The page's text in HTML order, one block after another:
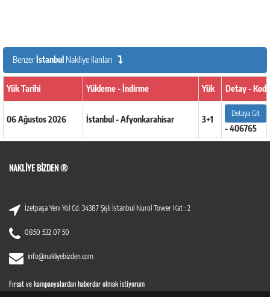
Benzerİstanbul Nakliye İlanları
Yük Tarihi Yükleme - İndirme Yük Detay - Kod
06 Ağustos 2026 İstanbul - Afyonkarahisar 3+1
Detaya Git
- 406765
NAKLIYE BIZDEN ®
İzetpaşa Yeni Yol Cd. 34387 Şişli İstanbul Nurol Tower Kat : 2
0850 532 07 50
info@nakliyebizden.com
Fırsat ve kampanyalardan haberdar olmak istiyorum